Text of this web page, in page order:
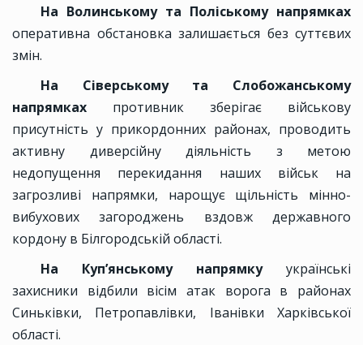
На Волинському та Поліському напрямках
оперативна обстановка залишається без суттєвих
змін.
На Сіверському та Слобожанському
напрямках противник зберігає військову
присутність у прикордонних районах, проводить
активну диверсійну діяльність з метою
недопущення перекидання наших військ на
загрозливі напрямки, нарощує щільність мінно-
вибухових загороджень вздовж державного
кордону в Білгородській області.
На Куп’янському напрямку українські
захисники відбили вісім атак ворога в районах
Синьківки, Петропавлівки, Іванівки Харківської
області.